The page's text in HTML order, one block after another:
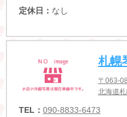
定休日： なし
札幌
〒063-
北海道
TEL： 090-8833-6473